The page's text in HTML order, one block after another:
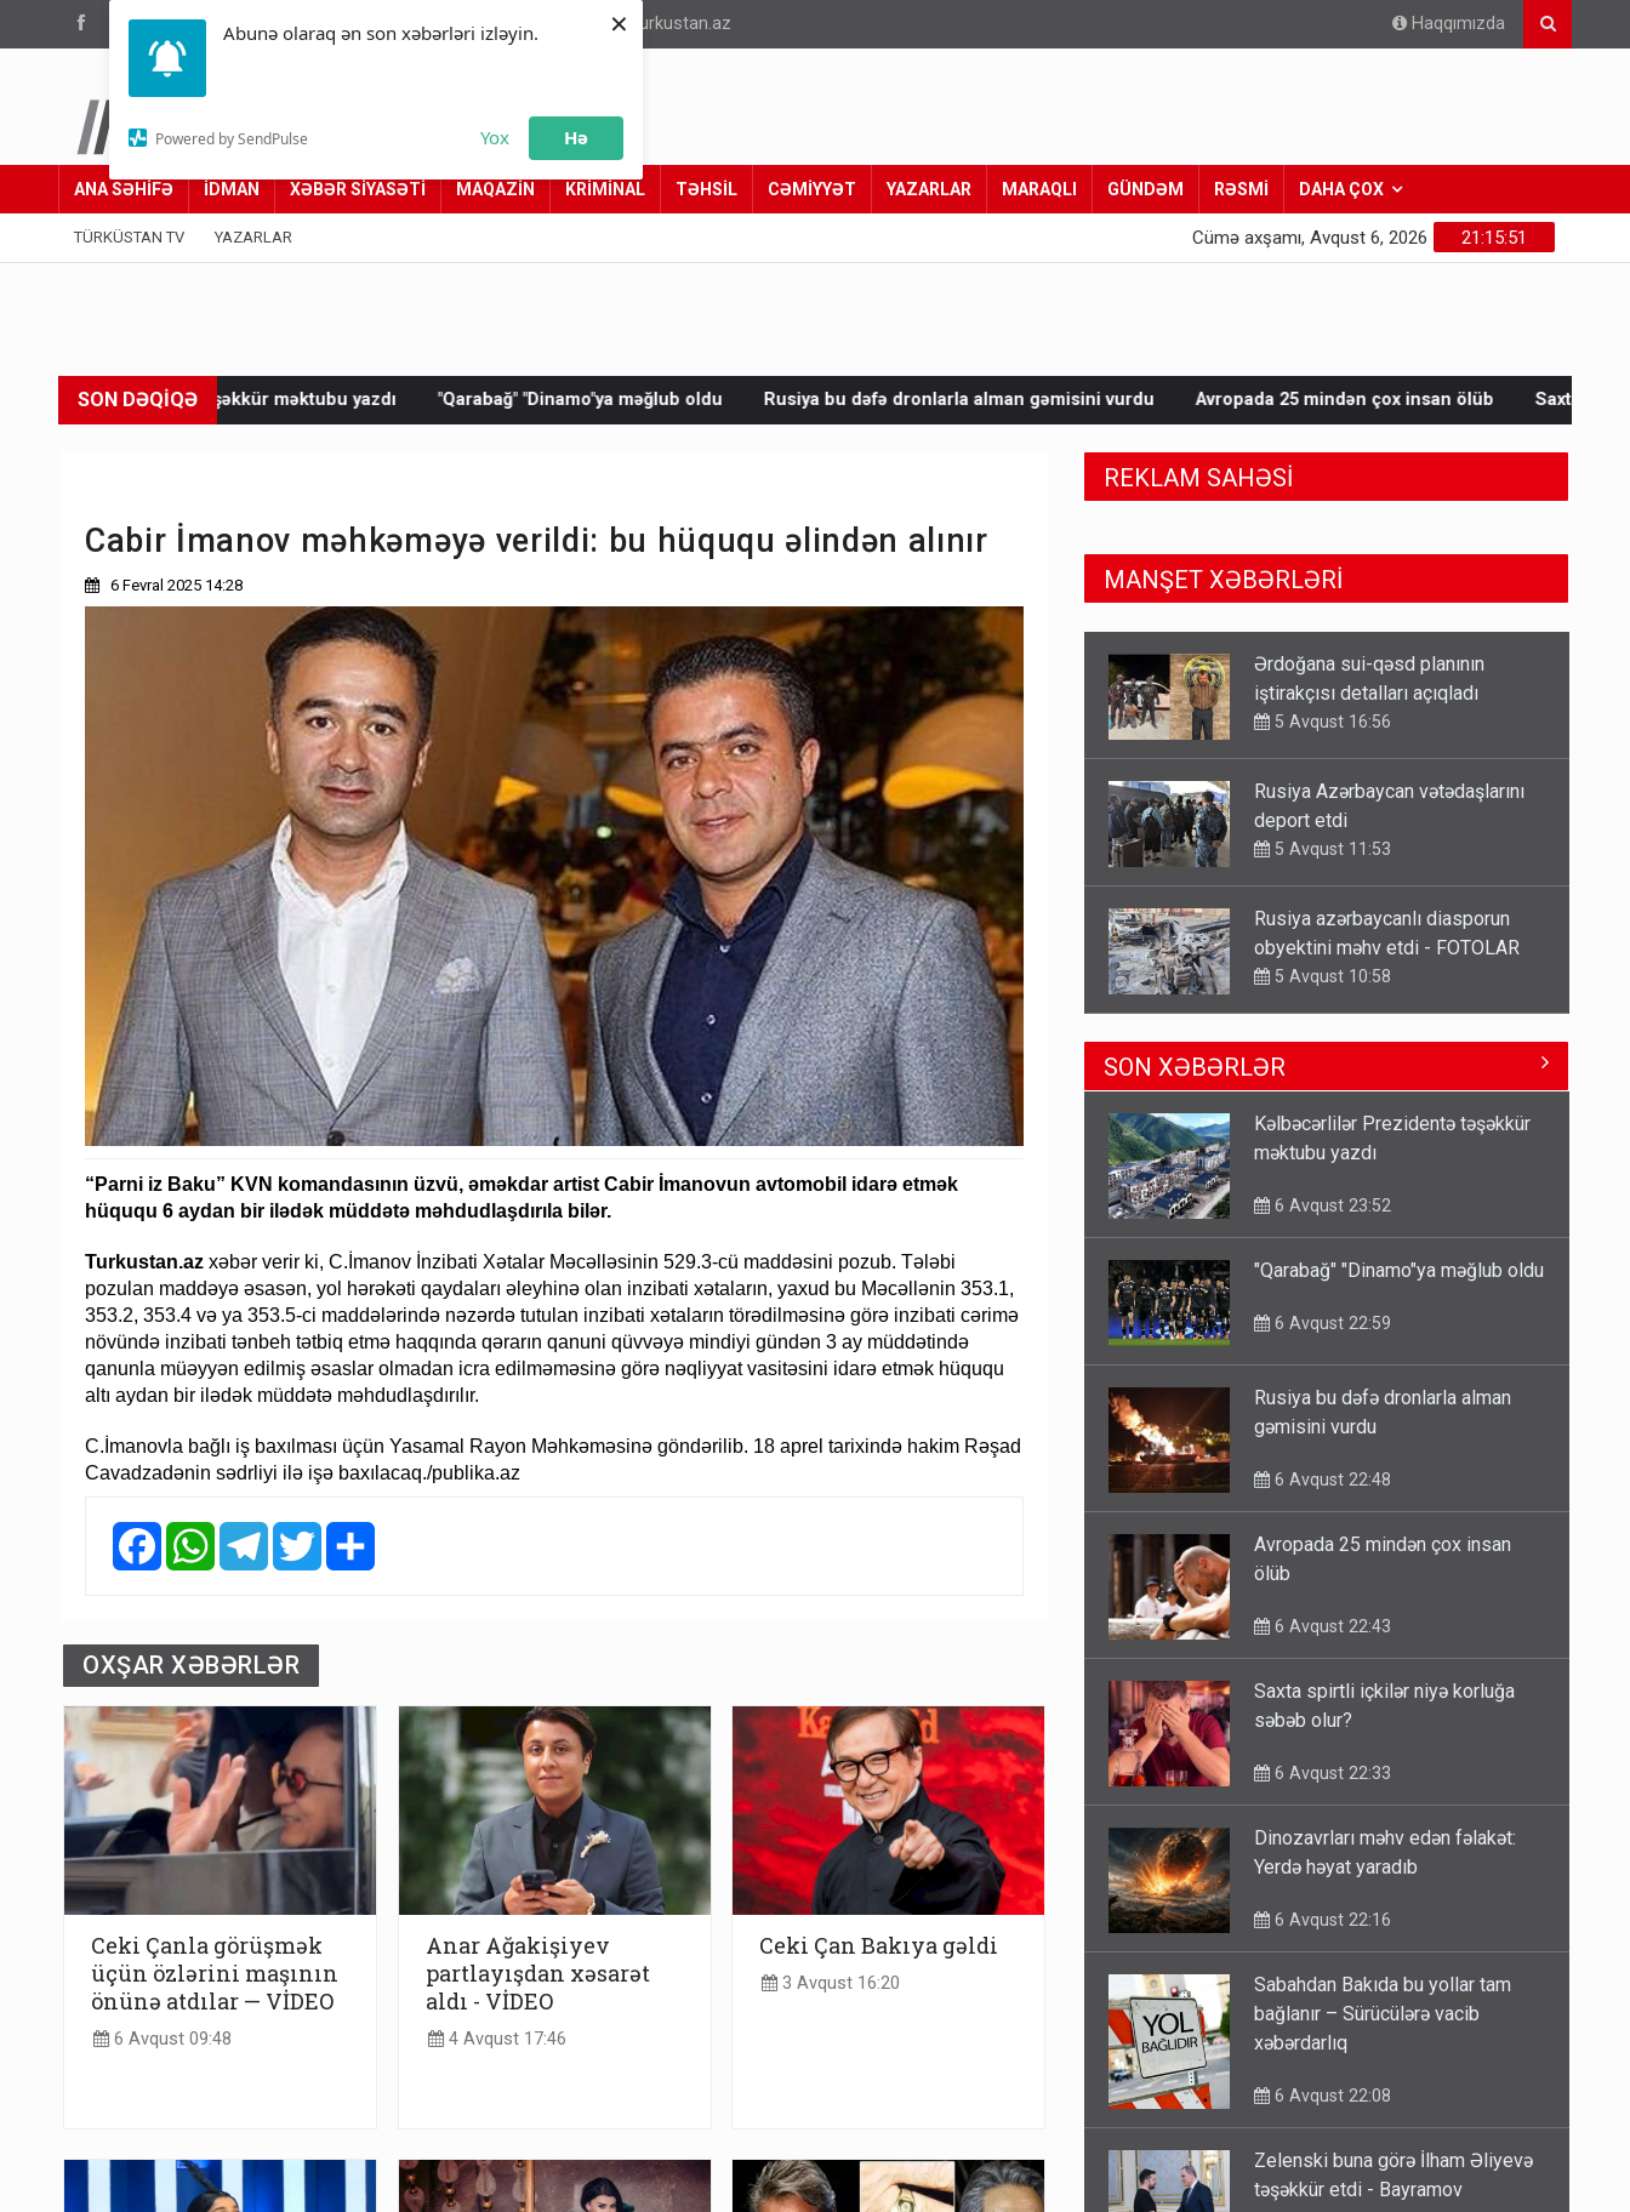
Abunə olaraq ən son xəbərləri izləyin.
Powered by SendPulse Yox Hə
×
(012) 449 94 05 info@turkustan.az Haqqımızda
Türküstan.az
Adımız yolumuzdur
ANA SƏHİFƏ İDMAN XƏBƏR SİYASƏTİ MAQAZİN KRİMİNAL TƏHSİL CƏMİYYƏT YAZARLAR MARAQLI GÜNDƏM RƏSMİ DAHA ÇOX
TÜRKÜSTAN TV YAZARLAR 21:15:53
Cümə axşamı, Avqust 6, 2026
SON DƏQİQƏ
məktubu yazdı "Qarabağ" "Dinamo"ya məğlub oldu Rusiya bu dəfə dronlarla alman gəmisini vurdu Avropada 25 mindən çox insan ölüb Saxta spirtli içkilər niyə korluğa
Cabir İmanov məhkəməyə verildi: bu hüququ əlindən alınır
6 Fevral 2025 14:28
“Parni iz Baku” KVN komandasının üzvü, əməkdar artist Cabir İmanovun avtomobil idarə etmək
hüququ 6 aydan bir ilədək müddətə məhdudlaşdırıla bilər.
Turkustan.az xəbər verir ki, C.İmanov İnzibati Xətalar Məcəlləsinin 529.3-cü maddəsini pozub. Tələbi
pozulan maddəyə əsasən, yol hərəkəti qaydaları əleyhinə olan inzibati xətaların, yaxud bu Məcəllənin 353.1,
353.2, 353.4 və ya 353.5-ci maddələrində nəzərdə tutulan inzibati xətaların törədilməsinə görə inzibati cərimə
növündə inzibati tənbeh tətbiq etmə haqqında qərarın qanuni qüvvəyə mindiyi gündən 3 ay müddətində
qanunla müəyyən edilmiş əsaslar olmadan icra edilməməsinə görə nəqliyyat vasitəsini idarə etmək hüququ
altı aydan bir ilədək müddətə məhdudlaşdırılır.
C.İmanovla bağlı iş baxılması üçün Yasamal Rayon Məhkəməsinə göndərilib. 18 aprel tarixində hakim Rəşad
Cavadzadənin sədrliyi ilə işə baxılacaq./publika.az
FacebookWhatsAppTelegramTwitter
OXŞAR XƏBƏRLƏR
Ceki Çanla görüşmək
üçün özlərini maşının
önünə atdılar — VİDEO
6 Avqust 09:48
Anar Ağakişiyev
partlayışdan xəsarət
aldı - VİDEO
4 Avqust 17:46
Ceki Çan Bakıya gəldi
3 Avqust 16:20
REKLAM SAHƏSİ
MANŞET XƏBƏRLƏRİ
Rusiya Azərbaycan vətədaşlarını
deport etdi
5 Avqust 11:53
Rusiya azərbaycanlı diasporun
obyektini məhv etdi - FOTOLAR
5 Avqust 10:58
Bu tarixdən HAVALAR DƏYİŞİR -
İSTİLƏR BİTİR
4 Avqust 22:04
ŞOK! David Seliverstov ölkədən
qaçdı
gedə biləcəksiniz - SİYAHI
iştirakçısı detalları açıqladı
SON XƏBƏRLƏR
Kəlbəcərlilər Prezidentə təşəkkür
məktubu yazdı
6 Avqust 23:52
"Qarabağ" "Dinamo"ya məğlub oldu
6 Avqust 22:59
Rusiya bu dəfə dronlarla alman
gəmisini vurdu
6 Avqust 22:48
Avropada 25 mindən çox insan
ölüb
6 Avqust 22:43
Saxta spirtli içkilər niyə korluğa
səbəb olur?
6 Avqust 22:33
Dinozavrları məhv edən fəlakət:
Yerdə həyat yaradıb
6 Avqust 22:16
Sabahdan Bakıda bu yollar tam
bağlanır – Sürücülərə vacib
xəbərdarlıq
6 Avqust 22:08
Zelenski buna görə İlham Əliyevə
təşəkkür etdi - Bayramov